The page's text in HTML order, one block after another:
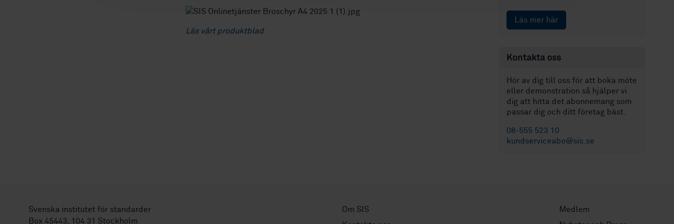
Läs vårt produktblad
Läs mer här
Kontakta oss
Hör av dig till oss för att boka möte
eller demonstration så hjälper vi
dig att hitta det abonnemang som
passar dig och ditt företag bäst.
08-555 523 10
kundserviceabo@sis.se
Svenska institutet för standarder
Box 45443, 104 31 Stockholm
Om SIS
Medlem